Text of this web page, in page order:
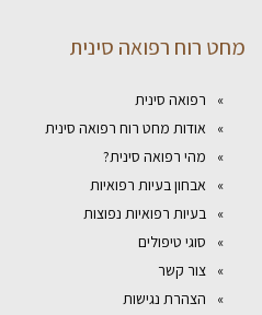
מחט רוח רפואה סינית
רפואה סינית
אודות מחט רוח רפואה סינית
מהי רפואה סינית?
אבחון בעיות רפואיות
בעיות רפואיות נפוצות
סוגי טיפולים
צור קשר
הצהרת נגישות